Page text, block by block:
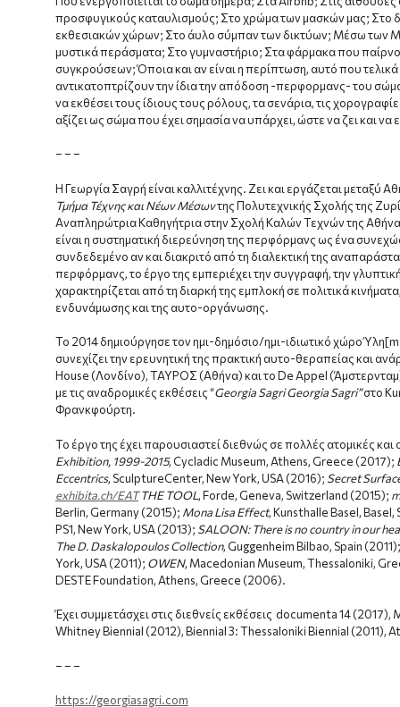
προσφυγικούς καταυλισμούς; Στο χρώμα των μασκών μας; Στο
εκθεσιακών χώρων; Στο άυλο σύμπαν των δικτύων; Μέσω των
μυστικά περάσματα; Στο γυμναστήριο; Στα φάρμακα που
συγκρούσεων; Όποια και αν είναι η περίπτωση, αυτό που
αντικατοπτρίζουν την ίδια την απόδοση -περφορμανς- του
να εκθέσει τους ίδιους τους ρόλους, τα σενάρια, τις
αξίζει ως σώμα που έχει σημασία να υπάρχει, ώστε να ζει και να
– – –
Η Γεωργία Σαγρή είναι καλλιτέχνης. Ζει και εργάζεται
Τμήμα Τέχνης και Νέων Μέσωντης Πολυτεχνικής Σχολής της
Αναπληρώτρια Καθηγήτρια στην Σχολή Καλών Τεχνών της
είναι η συστηματική διερεύνηση της περφόρμανς ως ένα
συνδεδεμένο αν και διακριτό από τη διαλεκτική της
περφόρμανς, το έργο της εμπεριέχει την συγγραφή, την
χαρακτηρίζεται από τη διαρκή της εμπλοκή σε πολιτικά
ενδυνάμωσης και της αυτο-οργάνωσης.
Το 2014 δημιούργησε τον ημι-δημόσιο/ημι-ιδιωτικό χώρο
συνεχίζει την ερευνητική της πρακτική αυτο-θεραπείας και
House (Λονδίνο), ΤΑΥΡΟΣ (Αθήνα) και το De Appel
με τις αναδρομικές εκθέσεις “GeorgiaSagriGeorgiaSagri”στο
Φρανκφούρτη.
Το έργο της έχει παρουσιαστεί διεθνώς σε πολλές ατομικές
Exhibition, 1999-2015, Cycladic Museum, Athens, Greece (2017);
Eccentrics, SculptureCenter, New York, USA (2016); Secret
exhibita.ch/EATTHE TOOL, Forde, Geneva, Switzerland (2015);
Berlin, Germany (2015); Mona Lisa Effect, Kunsthalle Basel,
PS1, New York, USA (2013); SALOON: There is no country in our
The D. Daskalopoulos Collection, Guggenheim Bilbao, Spain (2011);
York, USA (2011); OWEN, Macedonian Museum, Thessaloniki,
DESTE Foundation, Athens, Greece (2006).
Έχει συμμετάσχει στις διεθνείς εκθέσεις documenta 14
Whitney Biennial (2012), Biennial 3: Thessaloniki Biennial (2011),
– – –
https://georgiasagri.com